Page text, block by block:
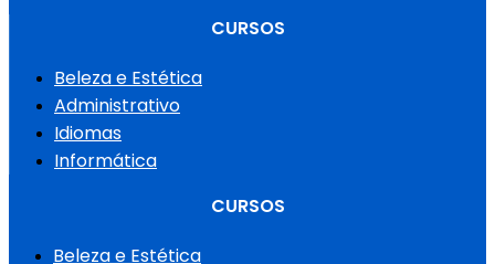
CURSOS
Beleza e Estética
Administrativo
Idiomas
Informática
CURSOS
Beleza e Estética